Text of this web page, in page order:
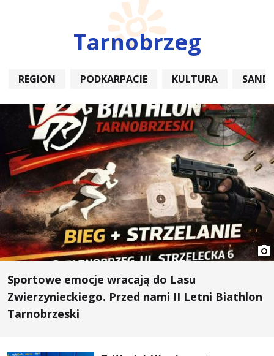
Tarnobrzeg
REGION PODKARPACIE KULTURA
Sportowe emocje wracają do Lasu
Zwierzynieckiego. Przed nami II Letni Biathlon
Tarnobrzeski